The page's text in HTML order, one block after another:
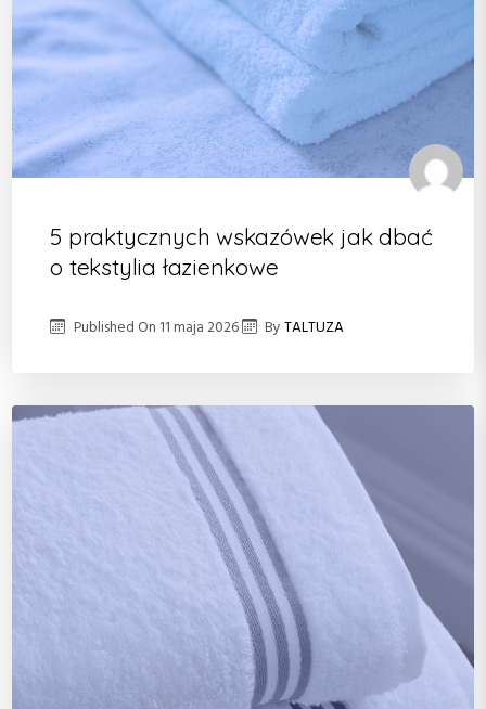
5 praktycznych wskazówek jak dbać
o tekstylia łazienkowe
Published On 11 maja 2026 ByTALTUZA